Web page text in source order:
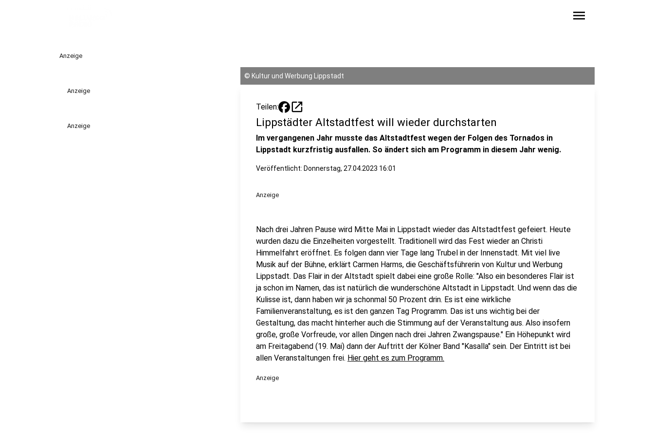
menu
Anzeige
Anzeige
Anzeige
© Kultur und Werbung Lippstadt
Teilen: open_in_new
Lippstädter Altstadtfest will wieder durchstarten
Im vergangenen Jahr musste das Altstadtfest wegen der Folgen des Tornados in
Lippstadt kurzfristig ausfallen. So ändert sich am Programm in diesem Jahr wenig.
Veröffentlicht: Donnerstag, 27.04.2023 16:01
Anzeige
Nach drei Jahren Pause wird Mitte Mai in Lippstadt wieder das Altstadtfest gefeiert. Heute
wurden dazu die Einzelheiten vorgestellt. Traditionell wird das Fest wieder an Christi
Himmelfahrt eröffnet. Es folgen dann vier Tage lang Trubel in der Innenstadt. Mit viel live
Musik auf der Bühne, erklärt Carmen Harms, die Geschäftsführerin von Kultur und Werbung
Lippstadt. Das Flair in der Altstadt spielt dabei eine große Rolle: "Also ein besonderes Flair ist
ja schon im Namen, das ist natürlich die wunderschöne Altstadt in Lippstadt. Und wenn das die
Kulisse ist, dann haben wir ja schonmal 50 Prozent drin. Es ist eine wirkliche
Familienveranstaltung, es ist den ganzen Tag Programm. Das ist uns wichtig bei der
Gestaltung, das macht hinterher auch die Stimmung auf der Veranstaltung aus. Also insofern
große, große Vorfreude, vor allen Dingen nach drei Jahren Zwangspause." Ein Höhepunkt wird
am Freitagabend (19. Mai) dann der Auftritt der Kölner Band "Kasalla" sein. Der Eintritt ist bei
allen Veranstaltungen frei. Hier geht es zum Programm.
Anzeige